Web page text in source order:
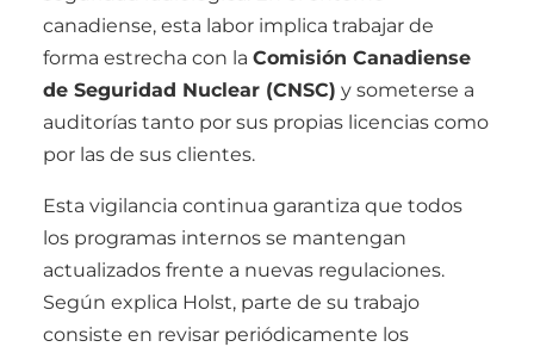
canadiense, esta labor implica trabajar de
forma estrecha con la Comisión Canadiense
de Seguridad Nuclear (CNSC) y someterse a
auditorías tanto por sus propias licencias como
por las de sus clientes.
Esta vigilancia continua garantiza que todos
los programas internos se mantengan
actualizados frente a nuevas regulaciones.
Según explica Holst, parte de su trabajo
consiste en revisar periódicamente los